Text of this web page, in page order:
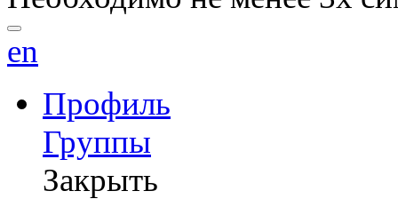
en
Профиль
Группы
Закрыть